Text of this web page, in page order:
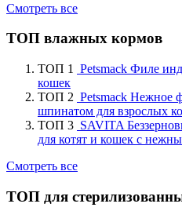
Смотреть все
ТОП влажных кормов
ТОП 1
Petsmack Филе
кошек
ТОП 2 Petsmack Нежное
шпинатом для взрослых
ТОП 3 SAVITA
для котят и кошек с
Смотреть все
ТОП для